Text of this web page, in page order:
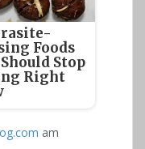
Foods
Stop
Right
am